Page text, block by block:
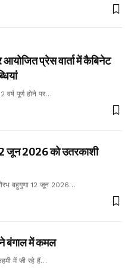
प्रेस वार्ता में कैबिनेट
पूर्ण होने पर…
जून 2026 को उतरकाशी
बहुगुणा 12 जून 2026…
ने बंगाल में कमल
में जी रहे हैं…